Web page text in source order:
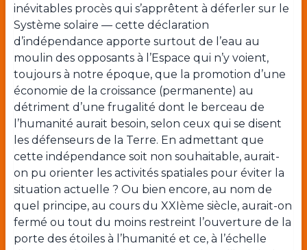
inévitables procès qui s’apprêtent à déferler sur le
Système solaire — cette déclaration
d’indépendance apporte surtout de l’eau au
moulin des opposants à l’Espace qui n’y voient,
toujours à notre époque, que la promotion d’une
économie de la croissance (permanente) au
détriment d’une frugalité dont le berceau de
l’humanité aurait besoin, selon ceux qui se disent
les défenseurs de la Terre. En admettant que
cette indépendance soit non souhaitable, aurait-
on pu orienter les activités spatiales pour éviter la
situation actuelle ? Ou bien encore, au nom de
quel principe, au cours du XXIème siècle, aurait-on
fermé ou tout du moins restreint l’ouverture de la
porte des étoiles à l’humanité et ce, à l’échelle